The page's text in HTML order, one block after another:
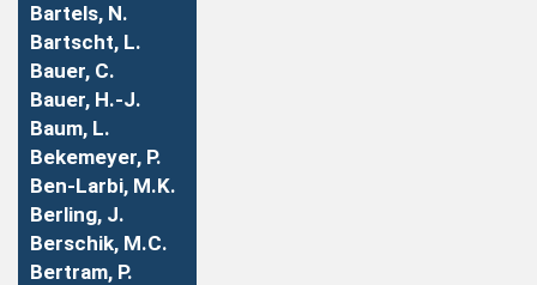
Bartels, N.
Bartscht, L.
Bauer, C.
Bauer, H.-J.
Baum, L.
Bekemeyer, P.
Ben-Larbi, M.K.
Berling, J.
Berschik, M.C.
Bertram, P.